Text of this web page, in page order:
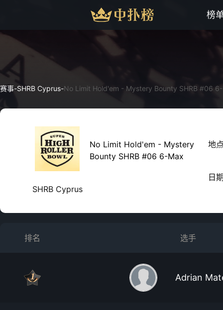
榜
赛事-SHRB Cyprus-No Limit Hold'em - Mystery Bounty SHRB #06
SHRB Cyprus
No Limit Hold'em - Mystery
Bounty SHRB #06 6-Max
地
日
排名 选手
Adrian